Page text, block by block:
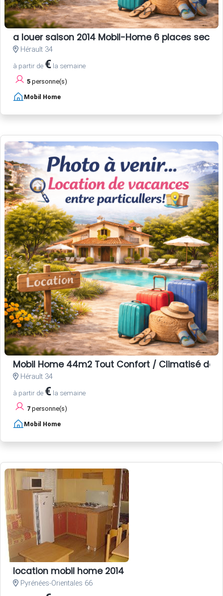
a louer saison 2014 Mobil-Home 6 places
Hérault 34
à partir de € la semaine
5 personne(s)
Mobil Home
Mobil Home 44m2 Tout Confort / Climatisé de
Hérault 34
à partir de € la semaine
7 personne(s)
Mobil Home
location mobil home 2014
Pyrénées-Orientales 66